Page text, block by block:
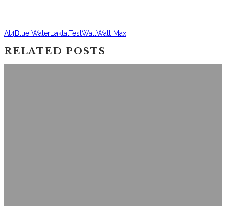
At4Blue WaterLaktatTestWattWatt Max
RELATED POSTS